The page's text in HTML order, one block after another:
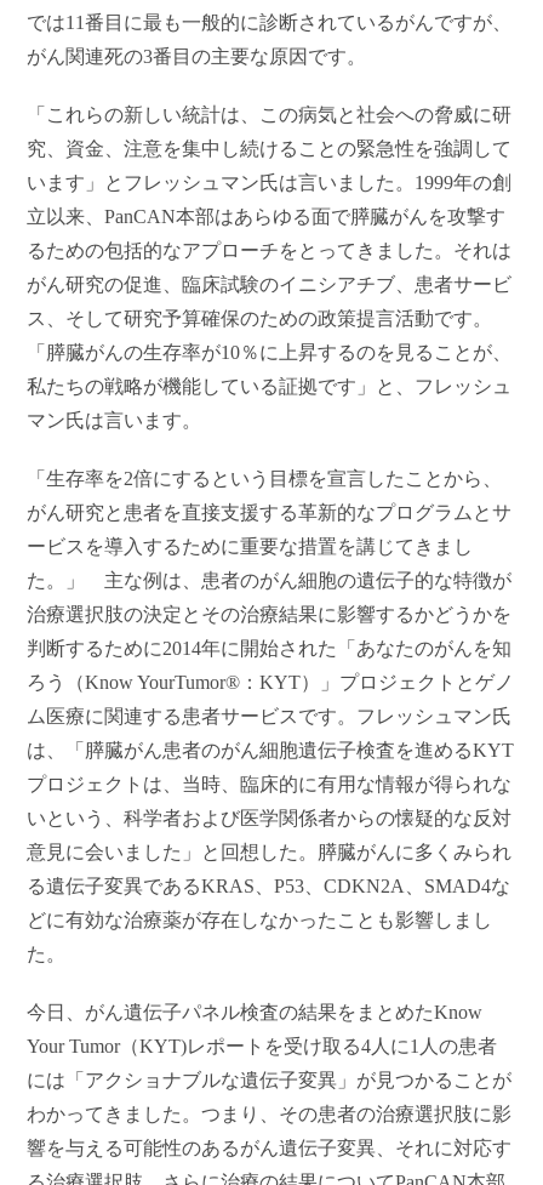
では11番目に最も一般的に診断されているがんですが、
がん関連死の3番目の主要な原因です。
「これらの新しい統計は、この病気と社会への脅威に研
究、資金、注意を集中し続けることの緊急性を強調して
います」とフレッシュマン氏は言いました。1999年の創
立以来、PanCAN本部はあらゆる面で膵臓がんを攻撃す
るための包括的なアプローチをとってきました。それは
がん研究の促進、臨床試験のイニシアチブ、患者サービ
ス、そして研究予算確保のための政策提言活動です。
「膵臓がんの生存率が10％に上昇するのを見ることが、
私たちの戦略が機能している証拠です」と、フレッシュ
マン氏は言います。
「生存率を2倍にするという目標を宣言したことから、
がん研究と患者を直接支援する革新的なプログラムとサ
ービスを導入するために重要な措置を講じてきまし
た。」 主な例は、患者のがん細胞の遺伝子的な特徴が
治療選択肢の決定とその治療結果に影響するかどうかを
判断するために2014年に開始された「あなたのがんを知
ろう（Know YourTumor®：KYT）」プロジェクトとゲノ
ム医療に関連する患者サービスです。フレッシュマン氏
は、「膵臓がん患者のがん細胞遺伝子検査を進めるKYT
プロジェクトは、当時、臨床的に有用な情報が得られな
いという、科学者および医学関係者からの懐疑的な反対
意見に会いました」と回想した。膵臓がんに多くみられ
る遺伝子変異であるKRAS、P53、CDKN2A、SMAD4な
どに有効な治療薬が存在しなかったことも影響しまし
た。
今日、がん遺伝子パネル検査の結果をまとめたKnow
Your Tumor（KYT)レポートを受け取る4人に1人の患者
には「アクショナブルな遺伝子変異」が見つかることが
わかってきました。つまり、その患者の治療選択肢に影
響を与える可能性のあるがん遺伝子変異、それに対応す